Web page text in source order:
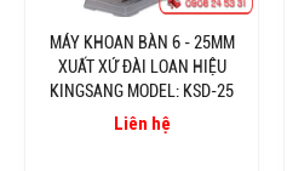
MÁY KHOAN BÀN 6 - 25MM
XUẤT XỨ ĐÀI LOAN HIỆU
KINGSANG MODEL: KSD-25
Liên hệ